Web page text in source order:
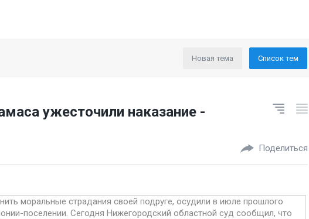
Новая тема Список тем
ужесточили наказание -
Поделиться
моральные страдания своей подруге, осудили в июле прошлого
поселении. Сегодня Нижегородский областной суд сообщил, что